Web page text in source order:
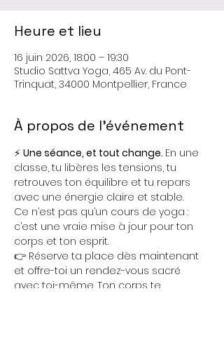
Heure et lieu
16 juin 2026, 18:00 – 19:30
Studio Sattva Yoga, 465 Av. du Pont-
Trinquat, 34000 Montpellier, France
À propos de l'événement
⚡ Une séance, et tout change. En une
classe, tu libères les tensions, tu
retrouves ton équilibre et tu repars
avec une énergie claire et stable.
Ce n’est pas qu’un cours de yoga :
c’est une vraie mise à jour pour ton
corps et ton esprit.
👉 Réserve ta place dès maintenant
et offre-toi un rendez-vous sacré
avec toi-même. Ton corps te